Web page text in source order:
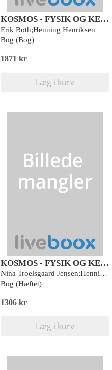
KOSMOS - FYSIK OG KEMI
Erik Both;Henning Henriksen
Bog (Bog)
1871 kr
Læg i kurv
KOSMOS - FYSIK OG KEMI
Nina Troelsgaard Jensen;Henning Henriksen;Erik Both
Bog (Hæftet)
1306 kr
Læg i kurv